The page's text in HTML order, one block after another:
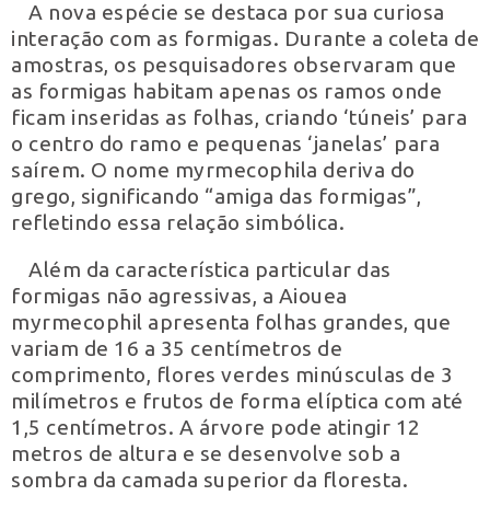
A nova espécie se destaca por sua curiosa
interação com as formigas. Durante a coleta de
amostras, os pesquisadores observaram que
as formigas habitam apenas os ramos onde
ficam inseridas as folhas, criando ‘túneis’ para
o centro do ramo e pequenas ‘janelas’ para
saírem. O nome myrmecophila deriva do
grego, significando “amiga das formigas”,
refletindo essa relação simbólica.
Além da característica particular das
formigas não agressivas, a Aiouea
myrmecophil apresenta folhas grandes, que
variam de 16 a 35 centímetros de
comprimento, flores verdes minúsculas de 3
milímetros e frutos de forma elíptica com até
1,5 centímetros. A árvore pode atingir 12
metros de altura e se desenvolve sob a
sombra da camada superior da floresta.